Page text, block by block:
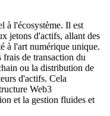
à l'écosystème. Il est
jetons d'actifs, allant des
à l'art numérique unique.
de transaction du
ou la distribution de
d'actifs. Cela
Web3
et la gestion fluides et